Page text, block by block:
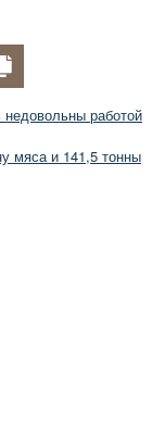
работой
мяса и 141,5 тонны